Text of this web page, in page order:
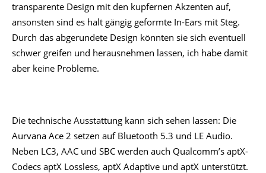
transparente Design mit den kupfernen Akzenten auf,
ansonsten sind es halt gängig geformte In-Ears mit Steg.
Durch das abgerundete Design könnten sie sich eventuell
schwer greifen und herausnehmen lassen, ich habe damit
aber keine Probleme.
Die technische Ausstattung kann sich sehen lassen: Die
Aurvana Ace 2 setzen auf Bluetooth 5.3 und LE Audio.
Neben LC3, AAC und SBC werden auch Qualcomm’s aptX-
Codecs aptX Lossless, aptX Adaptive und aptX unterstützt.